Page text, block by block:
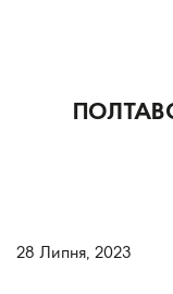
28 Липня, 2023